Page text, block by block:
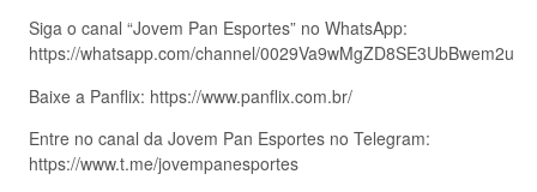
Siga o canal “Jovem Pan Esportes” no WhatsApp:
https://whatsapp.com/channel/0029Va9wMgZD8SE3UbBwem2u
Baixe a Panflix: https://www.panflix.com.br/
Entre no canal da Jovem Pan Esportes no Telegram:
https://www.t.me/jovempanesportes